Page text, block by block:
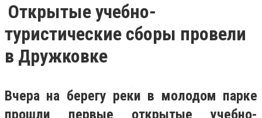
Открытые учебно-
туристические сборы провели
в Дружковке
Вчера на берегу реки в молодом парке
прошли первые открытые учебно-